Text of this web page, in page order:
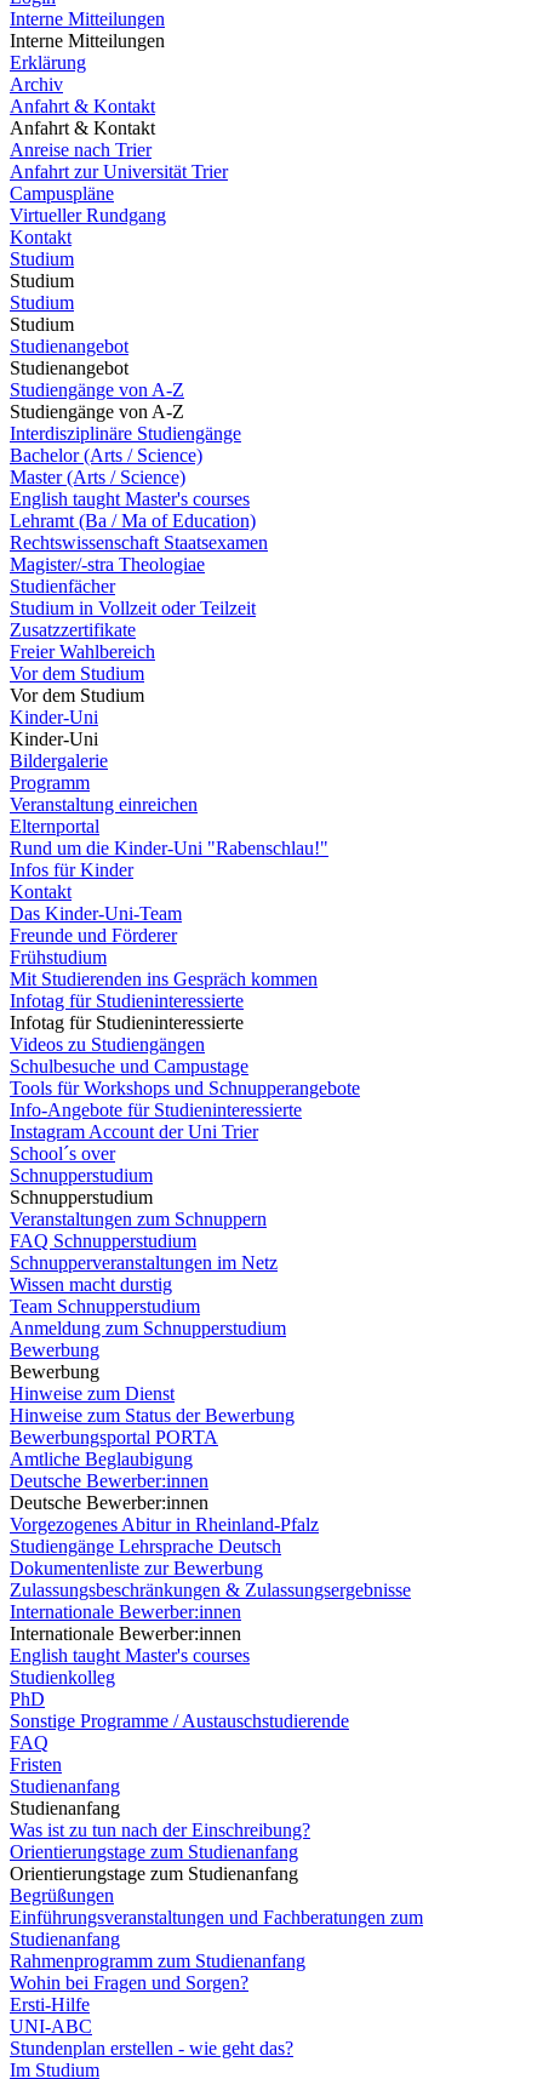
Interne Mitteilungen
Interne Mitteilungen
Erklärung
Archiv
Anfahrt & Kontakt
Anfahrt & Kontakt
Anreise nach Trier
Anfahrt zur Universität Trier
Campuspläne
Virtueller Rundgang
Kontakt
Studium
Studium
Studium
Studium
Studienangebot
Studienangebot
Studiengänge von A-Z
Studiengänge von A-Z
Interdisziplinäre Studiengänge
Bachelor (Arts / Science)
Master (Arts / Science)
English taught Master's courses
Lehramt (Ba / Ma of Education)
Rechtswissenschaft Staatsexamen
Magister/-stra Theologiae
Studienfächer
Studium in Vollzeit oder Teilzeit
Zusatzzertifikate
Freier Wahlbereich
Vor dem Studium
Vor dem Studium
Kinder-Uni
Kinder-Uni
Bildergalerie
Programm
Veranstaltung einreichen
Elternportal
Rund um die Kinder-Uni "Rabenschlau!"
Infos für Kinder
Kontakt
Das Kinder-Uni-Team
Freunde und Förderer
Frühstudium
Mit Studierenden ins Gespräch kommen
Infotag für Studieninteressierte
Infotag für Studieninteressierte
Videos zu Studiengängen
Schulbesuche und Campustage
Tools für Workshops und Schnupperangebote
Info-Angebote für Studieninteressierte
Instagram Account der Uni Trier
School´s over
Schnupperstudium
Schnupperstudium
Veranstaltungen zum Schnuppern
FAQ Schnupperstudium
Schnupperveranstaltungen im Netz
Wissen macht durstig
Team Schnupperstudium
Anmeldung zum Schnupperstudium
Bewerbung
Bewerbung
Hinweise zum Dienst
Hinweise zum Status der Bewerbung
Bewerbungsportal PORTA
Amtliche Beglaubigung
Deutsche Bewerber:innen
Deutsche Bewerber:innen
Vorgezogenes Abitur in Rheinland-Pfalz
Studiengänge Lehrsprache Deutsch
Dokumentenliste zur Bewerbung
Zulassungsbeschränkungen & Zulassungsergebnisse
Internationale Bewerber:innen
Internationale Bewerber:innen
English taught Master's courses
Studienkolleg
PhD
Sonstige Programme / Austauschstudierende
FAQ
Fristen
Studienanfang
Studienanfang
Was ist zu tun nach der Einschreibung?
Orientierungstage zum Studienanfang
Orientierungstage zum Studienanfang
Begrüßungen
Einführungsveranstaltungen und Fachberatungen zum
Studienanfang
Rahmenprogramm zum Studienanfang
Wohin bei Fragen und Sorgen?
Ersti-Hilfe
UNI-ABC
Stundenplan erstellen - wie geht das?
Im Studium